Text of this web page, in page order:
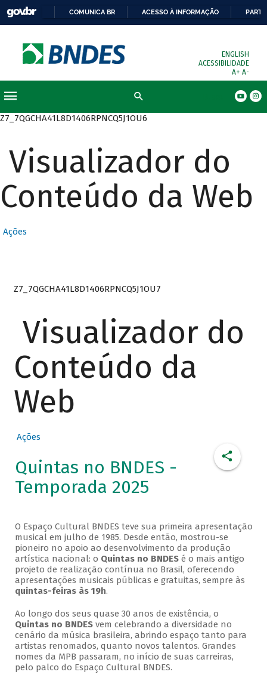
COMUNICA BR ACESSO À INFORMAÇÃO
ENGLISH
ACESSIBILIDADE
A+ A-
Z7_7QGCHA41L8D1406RPNCQ5J1OU6
Visualizador do
Conteúdo da Web
Ações
Z7_7QGCHA41L8D1406RPNCQ5J1OU7
Visualizador do
Conteúdo da
Web
Ações
Quintas no BNDES -
Temporada 2025
O Espaço Cultural BNDES teve sua primeira apresentação
musical em julho de 1985. Desde então, mostrou-se
pioneiro no apoio ao desenvolvimento da produção
artística nacional: o Quintas no BNDESé o mais antigo
projeto de realização contínua no Brasil, oferecendo
apresentações musicais públicas e gratuitas, sempre às
quintas-feiras às 19h.
Ao longo dos seus quase 30 anos de existência, o
Quintas no BNDESvem celebrando a diversidade no
cenário da música brasileira, abrindo espaço tanto para
artistas renomados, quanto novos talentos. Grandes
nomes da MPB passaram, no início de suas carreiras,
pelo palco do Espaço Cultural BNDES.